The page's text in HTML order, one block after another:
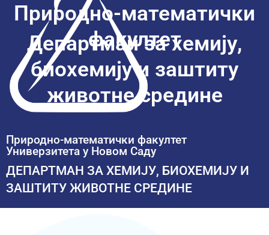
Природно-математички факултет
Универзитета у Новом Саду
ДЕПАРТМАН ЗА ХЕМИЈУ, БИОХЕМИЈУ И
ЗАШТИТУ ЖИВОТНЕ СРЕДИНЕ
Природно-математички
факултет
Департман за хемију,
биохемију и заштиту
животне средине